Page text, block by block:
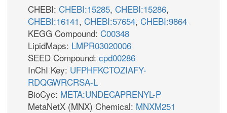
CHEBI: CHEBI:15285, CHEBI:15286,
CHEBI:16141, CHEBI:57654, CHEBI:9864
KEGG Compound: C00348
LipidMaps: LMPR03020006
SEED Compound: cpd00286
InChI Key: UFPHFKCTOZIAFY-
RDQGWRCRSA-L
BioCyc: META:UNDECAPRENYL-P
MetaNetX (MNX) Chemical: MNXM251